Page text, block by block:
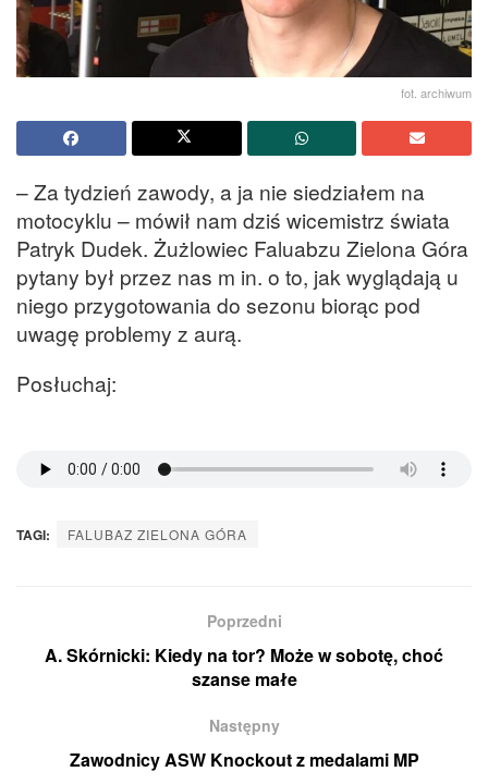
fot. archiwum
– Za tydzień zawody, a ja nie siedziałem na
motocyklu – mówił nam dziś wicemistrz świata
Patryk Dudek. Żużlowiec Faluabzu Zielona Góra
pytany był przez nas m in. o to, jak wyglądają u
niego przygotowania do sezonu biorąc pod
uwagę problemy z aurą.
Posłuchaj:
TAGI: FALUBAZ ZIELONA GÓRA
Poprzedni
A. Skórnicki: Kiedy na tor? Może w sobotę, choć
szanse małe
Następny
Zawodnicy ASW Knockout z medalami MP